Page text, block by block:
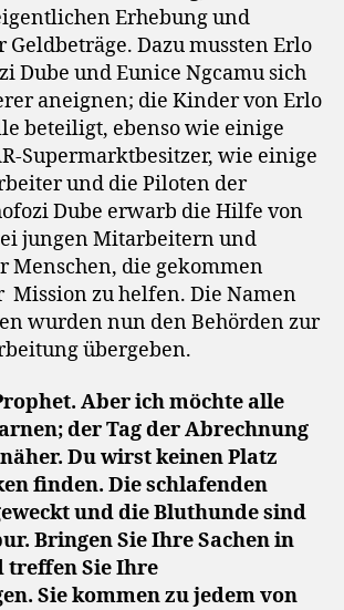
Erhebung und
Dazu mussten Erlo
Dube und Eunice Ngcamu sich
aneignen; die Kinder von Erlo
beteiligt, ebenso wie einige
Supermarktbesitzer, wie einige
und die Piloten der
Dube erwarb die Hilfe von
jungen Mitarbeitern und
Menschen, die gekommen
Mission zu helfen. Die Namen
wurden nun den Behörden zur
übergeben.
Aber ich möchte alle
der Tag der Abrechnung
Du wirst keinen Platz
finden. Die schlafenden
und die Bluthunde sind
Bringen Sie Ihre Sachen in
treffen Sie Ihre
Sie kommen zu jedem von